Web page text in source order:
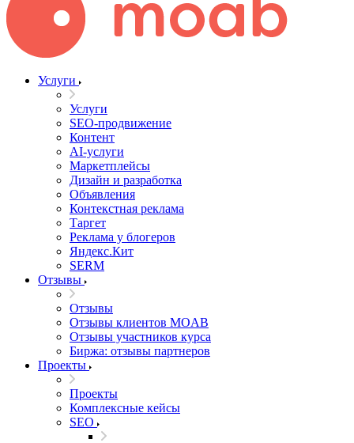
Услуги
Услуги
SEO-продвижение
Контент
AI-услуги
Маркетплейсы
Дизайн и разработка
Объявления
Контекстная реклама
Таргет
Реклама у блогеров
Яндекс.Кит
SERM
Отзывы
Отзывы
Отзывы клиентов MOAB
Отзывы участников курса
Биржа: отзывы партнеров
Проекты
Проекты
Комплексные кейсы
SEO